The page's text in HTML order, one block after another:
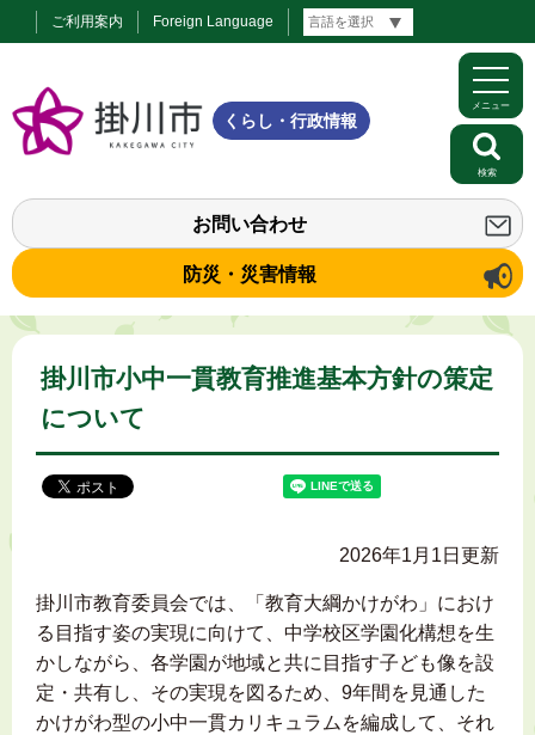
ご利用案内 Foreign Language
くらし・行政情報
お問い合わせ
防災・災害情報
メニュー
検索
掛川市小中一貫教育推進基本方針の策定
について
2026年1月1日更新
掛川市教育委員会では、「教育大綱かけがわ」におけ
る目指す姿の実現に向けて、中学校区学園化構想を生
かしながら、各学園が地域と共に目指す子ども像を設
定・共有し、その実現を図るため、9年間を見通した
かけがわ型の小中一貫カリキュラムを編成して、それ